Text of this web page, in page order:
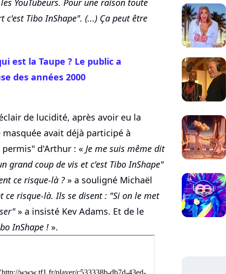
Tibo InShape". (...) Ça peut être
est la Taupe ? Le public a
des années 2000
de lucidité, après avoir eu la
avait déjà participé à
d'Arthur : « Je me suis même dit
grand coup de vis et c'est Tibo InShape"
ce risque-là ?» a souligné Michaël
ce risque-là. Ils se disent : "Si on le met
» a insisté Kev Adams. Et de le
InShape ! ».